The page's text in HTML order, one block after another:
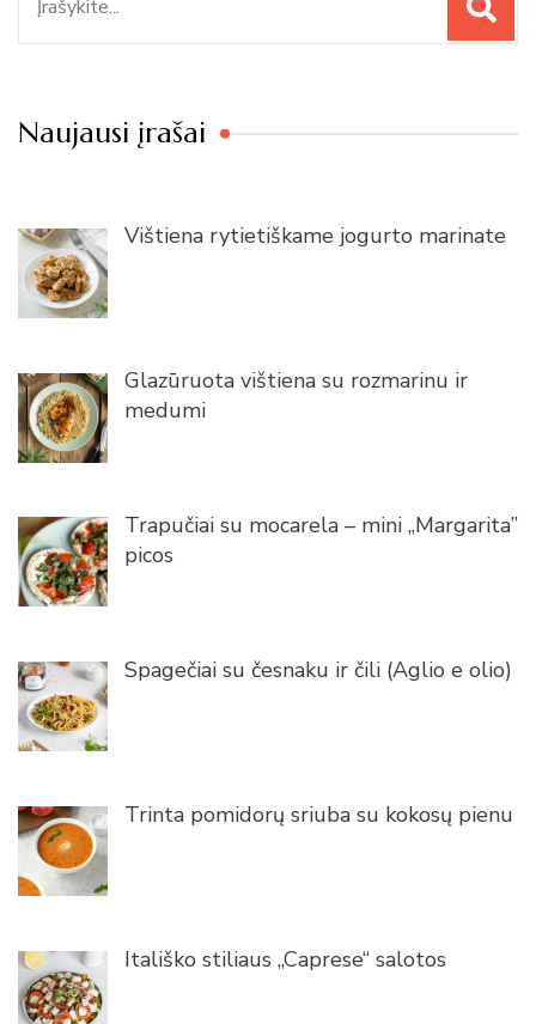
Naujausi įrašai
Vištiena rytietiškame jogurto marinate
Glazūruota vištiena su rozmarinu ir
medumi
Trapučiai su mocarela – mini „Margarita”
picos
Spagečiai su česnaku ir čili (Aglio e olio)
Trinta pomidorų sriuba su kokosų pienu
Itališko stiliaus „Caprese“ salotos